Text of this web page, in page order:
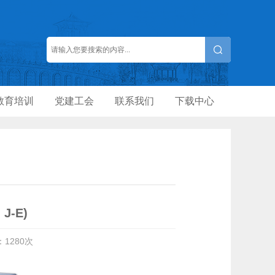
育培训 党建工会 联系我们 下载中心
J-E)
1280次